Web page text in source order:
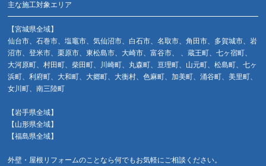
主な施工対象エリア
【宮城県全域】
仙台市、石巻市、塩竈市、気仙沼市、白石市、名取市、角田市、多賀城市、岩
沼市、登米市、栗原市、東松島市、大崎市、富谷市、 、蔵王町、七ヶ宿町、
大河原町、村田町、柴田町、川崎町、丸森町、亘理町、山元町、松島町、七ヶ
浜町、利府町、大和町、大郷町、大衡村、色麻町、加美町、涌谷町、美里町、
女川町、南三陸町
【岩手県全域】
【山形県全域】
【福島県全域】
外壁・屋根リフォームのことなら何でもお気軽にご相談ください。